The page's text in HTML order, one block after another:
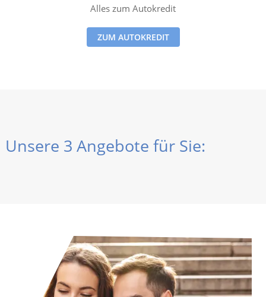
Alles zum Autokredit
ZUM AUTOKREDIT
Unsere 3 Angebote für Sie: